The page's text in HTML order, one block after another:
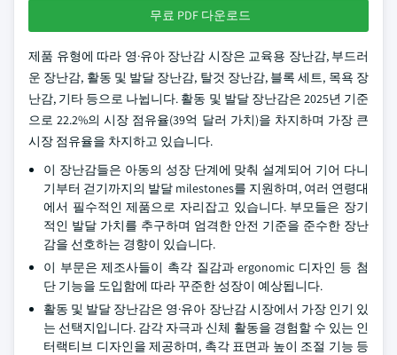
무료 PDF 다운로드
제품 유형에 따라 영·유아 장난감 시장은 교육용 장난감, 부드러
운 장난감, 활동 및 발달 장난감, 탈것 장난감, 블록 세트, 목욕 장
난감, 기타 등으로 나뉩니다. 활동 및 발달 장난감은 2025년 기준
으로 22.2%의 시장 점유율(39억 달러 가치)을 차지하며 가장 큰
시장 점유율을 차지하고 있습니다.
이 장난감들은 아동의 성장 단계에 맞춰 설계되어 기어 다니
기부터 걷기까지의 발달 milestones를 지원하며, 여러 연령대
에서 필수적인 제품으로 자리잡고 있습니다. 부모들은 장기
적인 발달 가치를 추구하며 엄격한 안전 기준을 준수한 장난
감을 선호하는 경향이 있습니다.
이 부문은 제조사들이 촉각 질감과 ergonomic 디자인 등 첨
단 기능을 도입함에 따라 꾸준한 성장이 예상됩니다.
활동 및 발달 장난감은 영·유아 장난감 시장에서 가장 인기 있
는 선택지입니다. 감각 자극과 신체 활동을 경험할 수 있는 인
터랙티브 디자인을 제공하며, 촉각 표면과 높이 조절 기능 등